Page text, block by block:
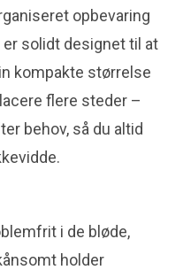
opbevaring
er solidt designet til at
kompakte størrelse
flere steder –
behov, så du altid
i de bløde,
holder